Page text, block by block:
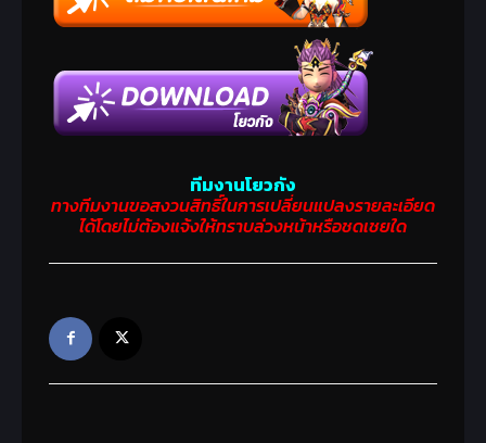
ทีมงานโยวกัง
ทางทีมงานขอสงวนสิทธิ์ในการเปลี่ยนแปลงรายละเอียด
ได้โดยไม่ต้องแจ้งให้ทราบล่วงหน้าหรือชดเชยใด